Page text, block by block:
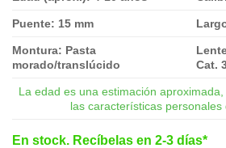
Puente: 15 mm
Montura: Pasta
morado/translúcido
Cat.
La edad es una estimación
las características personales
En stock. Recíbelas en 2-3 días*